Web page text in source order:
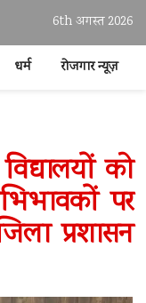
6th अगस्त 2026
धर्म रोजगार न्यूज़
को
पर
प्रशासन